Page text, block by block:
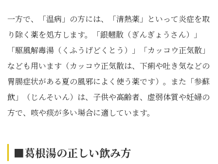
一方で、「温病」の方には、「清熱薬」といって炎症を取
り除く薬を処方します。「銀翹散（ぎんぎょうさん）」
「駆風解毒湯（くふうげどくとう）」「カッコウ正気散」
なども用います（カッコウ正気散は、下痢や吐き気などの
胃腸症状がある夏の風邪によく使う薬です）。また「参蘇
飲」（じんそいん）は、子供や高齢者、虚弱体質や妊婦の
方で、咳や痰が多い場合に適しています。
■葛根湯の正しい飲み方